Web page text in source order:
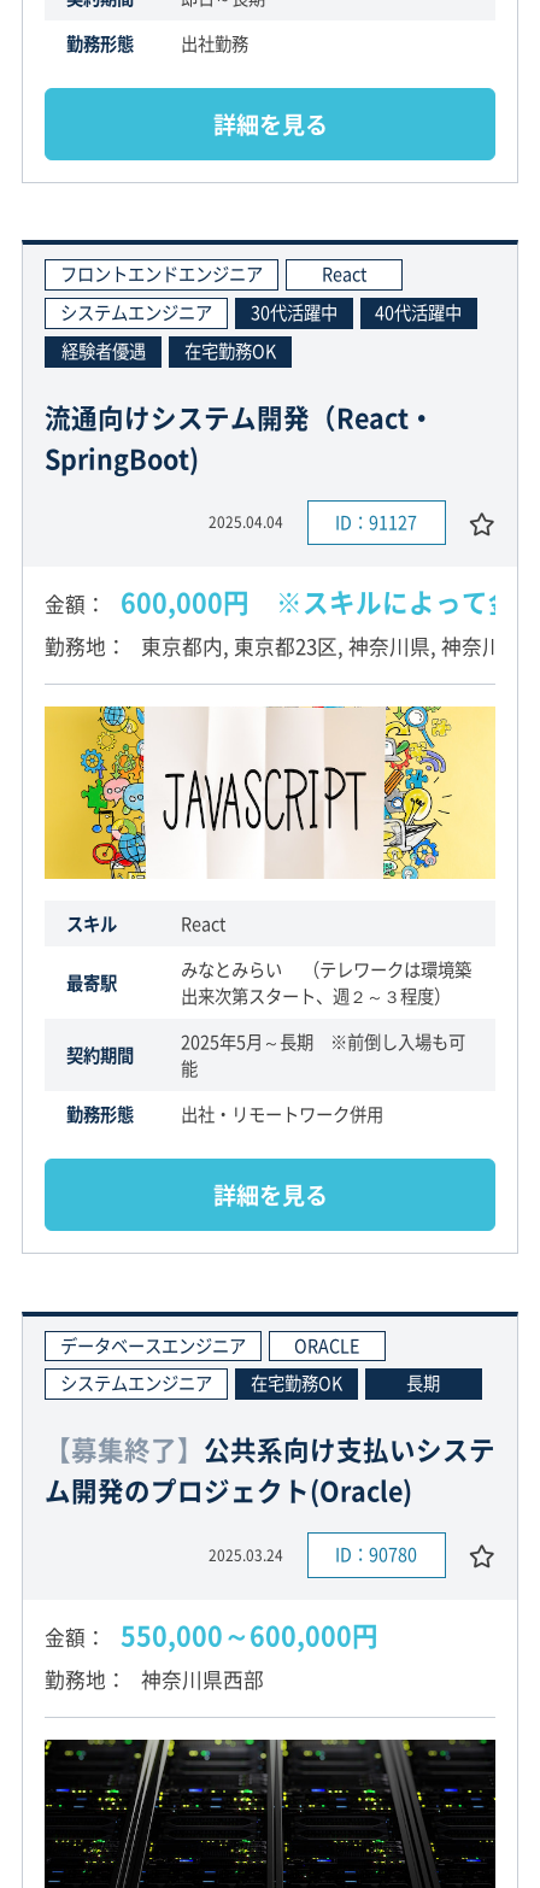
勤務形態
出社勤務
詳細を見る
フロントエンドエンジニア
React
システムエンジニア
30代活躍中
40代活躍中
経験者優遇
在宅勤務OK
流通向けシステム開発（React・
SpringBoot)
2025.04.04 ID：91127
金額 600,000円 ※スキルによって金額
勤務地 東京都内, 東京都23区, 神奈川県, 神奈川県
スキル React
最寄駅
みなとみらい （テレワークは環境築
出来次第スタート、週２～３程度）
契約期間
2025年5月～長期 ※前倒し入場も可
能
勤務形態
出社・リモートワーク併用
詳細を見る
データベースエンジニア
ORACLE
システムエンジニア
在宅勤務OK 長期
【募集終了】 公共系向け支払いシステ
ム開発のプロジェクト(Oracle)
2025.03.24 ID：90780
金額 550,000～600,000円
勤務地 神奈川県西部